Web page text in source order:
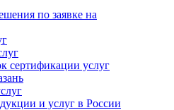
по заявке на
сертификации услуг
и услуг в России